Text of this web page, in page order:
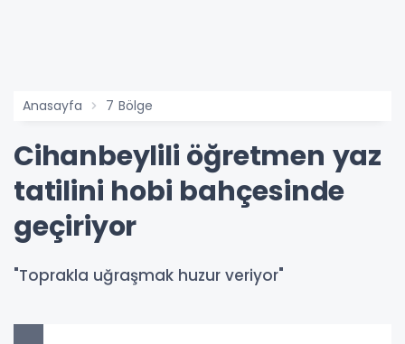
Anasayfa 7 Bölge
Cihanbeylili öğretmen yaz
tatilini hobi bahçesinde
geçiriyor
"Toprakla uğraşmak huzur veriyor"